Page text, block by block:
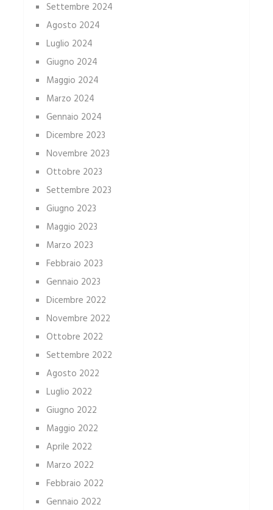
Settembre 2024
Agosto 2024
Luglio 2024
Giugno 2024
Maggio 2024
Marzo 2024
Gennaio 2024
Dicembre 2023
Novembre 2023
Ottobre 2023
Settembre 2023
Giugno 2023
Maggio 2023
Marzo 2023
Febbraio 2023
Gennaio 2023
Dicembre 2022
Novembre 2022
Ottobre 2022
Settembre 2022
Agosto 2022
Luglio 2022
Giugno 2022
Maggio 2022
Aprile 2022
Marzo 2022
Febbraio 2022
Gennaio 2022